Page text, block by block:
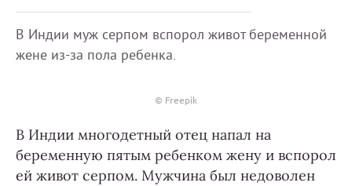
В Индии муж серпом вспорол живот беременной
жене из-за пола ребенка.
© Freepik
В Индии многодетный отец напал на
беременную пятым ребенком жену и вспорол
ей живот серпом. Мужчина был недоволен